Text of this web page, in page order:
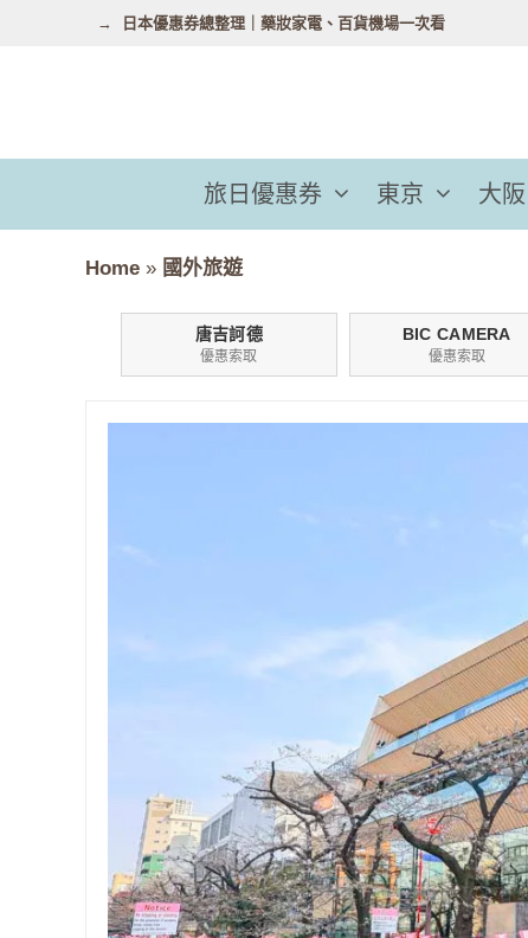
容
日本優惠券總整理｜藥妝家電、百貨機場一次看
旅日優惠券 東京 大阪
Home » 國外旅遊
唐吉訶德
優惠索取
BIC CAMERA
優惠索取